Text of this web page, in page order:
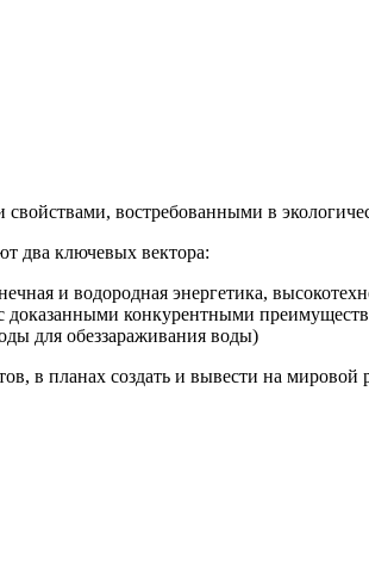
востребованными в
два ключевых вектора:
и водородная энергетика,
конкурентными
для обеззараживания воды)
в планах создать и вывести на